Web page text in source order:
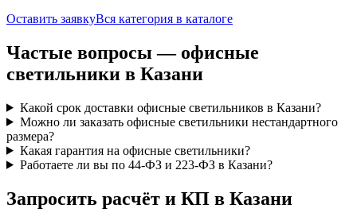
Оставить заявкуВся категория в каталоге
Частые вопросы — офисные
светильники в Казани
Какой срок доставки офисные светильников в Казани?
Можно ли заказать офисные светильники нестандартного
размера?
Какая гарантия на офисные светильники?
Работаете ли вы по 44-ФЗ и 223-ФЗ в Казани?
Запросить расчёт и КП в Казани